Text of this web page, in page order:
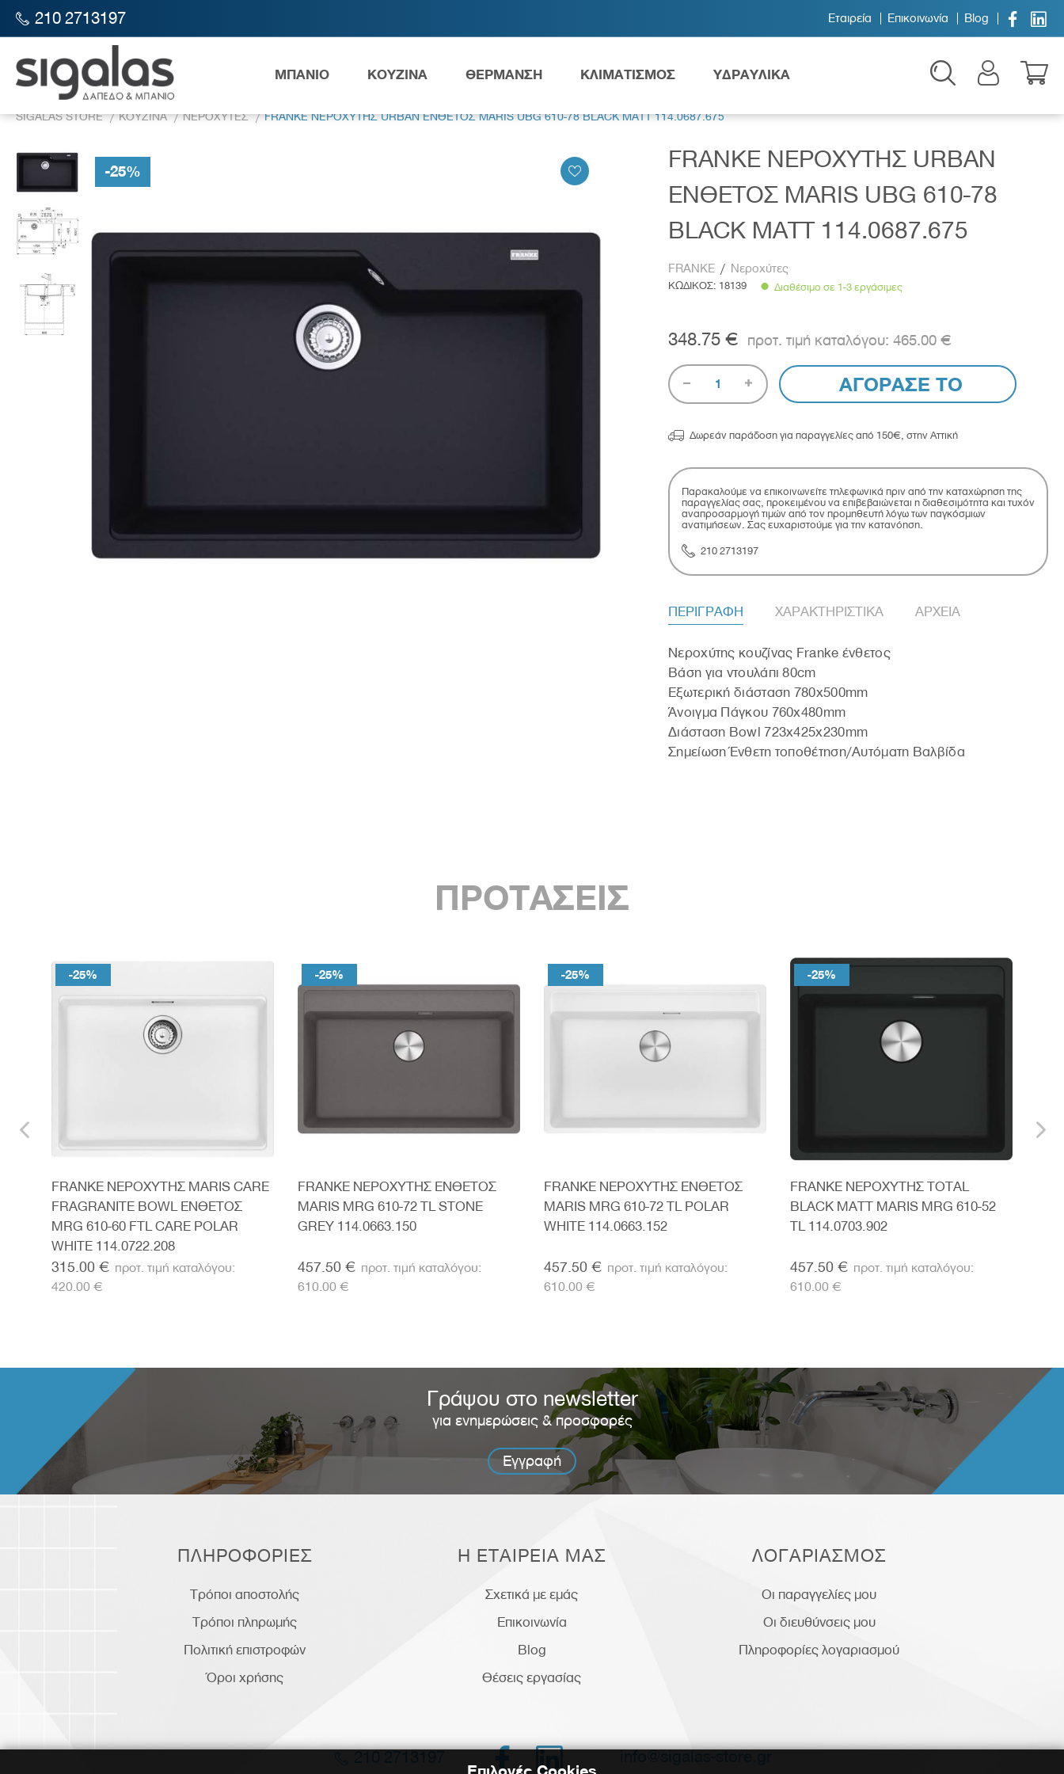
210 2713197 Εταιρεία Επικοινωνία Blog  
ΜΠΑΝΙΟ
Λεκάνες Νιπτήρες
ΚΟΥΖΙΝΑ ΘΕΡΜΑΝΣΗ ΚΛΙΜΑΤΙΣΜΟΣ ΥΔΡΑΥΛΙΚΑ
SIGALAS STORE ΚΟΥΖΙΝΑ ΝΕΡΟΧΥΤΕΣ FRANKE ΝΕΡΟΧΥΤΗΣ URBAN ΕΝΘΕΤΟΣ MARIS UBG 610-78 BLACK MATT 114.0687.675
-25%
FRANKE ΝΕΡΟΧΥΤΗΣ URBAN
ΕΝΘΕΤΟΣ MARIS UBG 610-78
BLACK MATT 114.0687.675
FRANKE / Νεροχύτες
ΚΩΔΙΚΟΣ: 18139 Διαθέσιμο σε 1-3 εργάσιμες
348.75 € 465.00 €
1 ΑΓΟΡΑΣΕ ΤΟ
 Δωρεάν παράδοση για παραγγελίες από 150€, στην Αττική
Παρακαλούμε να επικοινωνείτε τηλεφωνικά πριν από την καταχώρηση της
παραγγελίας σας, προκειμένου να επιβεβαιώνεται η διαθεσιμότητα και τυχόν
αναπροσαρμογή τιμών από τον προμηθευτή λόγω των παγκόσμιων
ανατιμήσεων. Σας ευχαριστούμε για την κατανόηση.
210 2713197
ΠΕΡΙΓΡΑΦΗ ΧΑΡΑΚΤΗΡΙΣΤΙΚΑ ΑΡΧΕΙΑ
Νεροχύτης κουζίνας Franke ένθετος
Βάση για ντουλάπι 80cm
Εξωτερική διάσταση 780x500mm
Άνοιγμα Πάγκου 760x480mm
∆ιάσταση Bowl 723x425x230mm
Σημείωση Ένθετη τοποθέτηση/Αυτόματη Βαλβίδα
ΠΡΟΤΑΣΕΙΣ
-25%
FRANKE ΝΕΡΟΧΥΤΗΣ MARIS CARE
FRAGRANITE BOWL ΕΝΘΕΤΟΣ
MRG 610-60 FTL CARE POLAR
WHITE 114.0722.208
315.00 €
420.00 €
-25%
FRANKE ΝΕΡΟΧΥΤΗΣ ΕΝΘΕΤΟΣ
MARIS MRG 610-72 TL STONE
GREY 114.0663.150
457.50 €
610.00 €
-25%
FRANKE ΝΕΡΟΧΥΤΗΣ ΕΝΘΕΤΟΣ
MARIS MRG 610-72 TL POLAR
WHITE 114.0663.152
457.50 €
610.00 €
-25%
FRANKE ΝΕΡΟΧΥΤΗΣ TOTAL
BLACK MATT MARIS MRG 610-52
TL 114.0703.902
457.50 €
610.00 €
Γράψου στο newsletter
για ενημερώσεις & προσφορές
Εγγραφή
ΠΛΗΡΟΦΟΡΙΕΣ
Τρόποι αποστολής
Τρόποι πληρωμής
Πολιτική επιστροφών
Όροι χρήσης
Η ΕΤΑΙΡΕΙΑ ΜΑΣ
Σχετικά με εμάς
Επικοινωνία
Blog
Θέσεις εργασίας
ΛΟΓΑΡΙΑΣΜΟΣ
Οι παραγγελίες μου
Οι διευθύνσεις μου
Πληροφορίες λογαριασμού
 